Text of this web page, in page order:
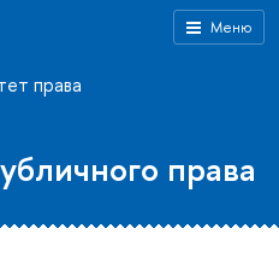
Меню
права
права